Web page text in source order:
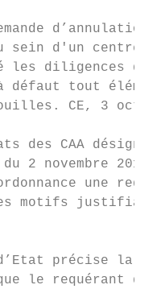
d'un centre
les diligences du
défaut tout
CE, 3
des CAA
du 2 novembre
une
motifs justifiant
précise la
le requérant